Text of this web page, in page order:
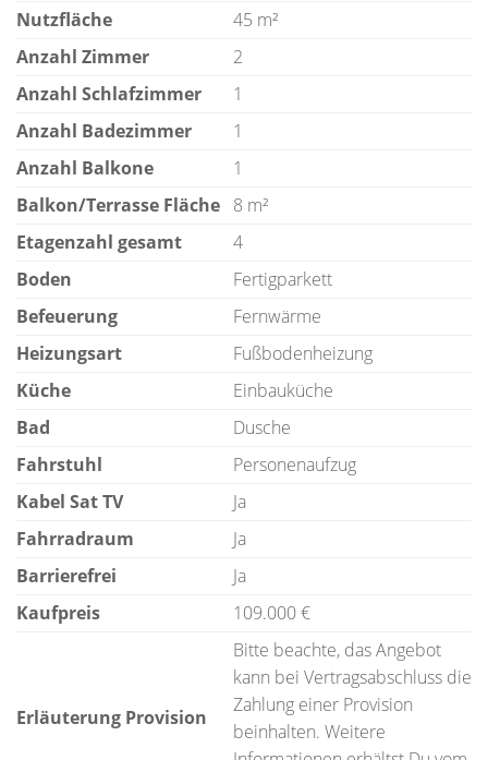
Nutzfläche
45 m²
Anzahl Zimmer
2
Anzahl Schlafzimmer
1
Anzahl Badezimmer
1
Anzahl Balkone
1
Balkon/Terrasse Fläche 8 m²
Etagenzahl gesamt
4
Boden
Fertigparkett
Befeuerung
Fernwärme
Heizungsart
Fußbodenheizung
Küche
Einbauküche
Bad
Dusche
Fahrstuhl
Personenaufzug
Kabel Sat TV
Ja
Fahrradraum
Ja
Barrierefrei
Ja
Kaufpreis
109.000 €
Erläuterung Provision
Bitte beachte, das Angebot
kann bei Vertragsabschluss die
Zahlung einer Provision
beinhalten. Weitere